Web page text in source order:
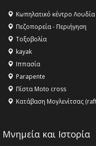
Κωπηλατικό κέντρο Λουδία
Πεζοπορεία - Περιήγηση
Τοξοβολία
kayak
Ιππασία
Parapente
Πίστα Moto cross
Κατάβαση Μογλενίτσας
Μνημεία και Ιστορία